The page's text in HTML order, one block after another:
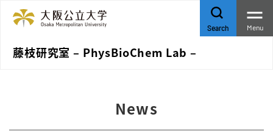
藤枝研究室 – PhysBioChem Lab –
Search Menu
News